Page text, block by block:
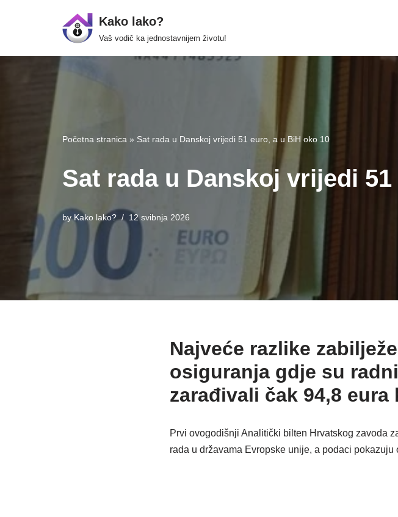
Kako lako?
Vaš vodič ka jednostavnijem životu!
Početna stranica » Sat rada u Danskoj vrijedi 51 euro, a u BiH oko 10
Sat rada u Danskoj vrijedi
byKako lako? 12 svibnja 2026
Najveće razlike
osiguranja gdje su
zarađivali čak 94,8
Prvi ovogodišnji Analitički bilten Hrvatskog zavoda
rada u državama Evropske unije, a podaci